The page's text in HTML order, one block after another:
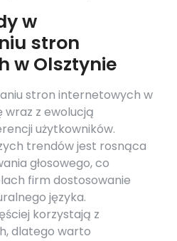
w
stron
w Olsztynie
stron internetowych w
wraz z ewolucją
użytkowników.
trendów jest rosnąca
głosowego, co
firm dostosowanie
języka.
korzystają z
dlatego warto